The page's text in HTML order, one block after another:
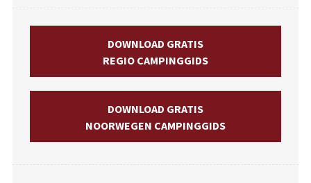
DOWNLOAD GRATIS
REGIO CAMPINGGIDS
DOWNLOAD GRATIS
NOORWEGEN CAMPINGGIDS